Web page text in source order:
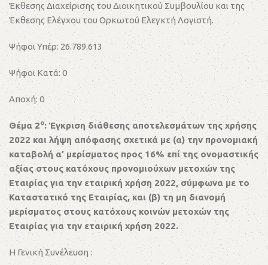
Έκθεσης Διαχείρισης του Διοικητικού Συμβουλίου και της
Έκθεσης Ελέγχου του Ορκωτού Ελεγκτή Λογιστή.
Ψήφοι Υπέρ: 26.789.613
Ψήφοι Κατά: 0
Αποχή: 0
Θέμα 2ο: Έγκριση διάθεσης αποτελεσμάτων της χρήσης
2022 και λήψη απόφασης σχετικά με (α) την προνομιακή
καταβολή α’ μερίσματος προς 16% επί της ονομαστικής
αξίας στους κατόχους προνομιούχων μετοχών της
Εταιρίας για την εταιρική χρήση 2022, σύμφωνα με το
Καταστατικό της Εταιρίας, και (β) τη μη διανομή
μερίσματος στους κατόχους κοινών μετοχών της
Εταιρίας για την εταιρική χρήση 2022.
H Γενική Συνέλευση :